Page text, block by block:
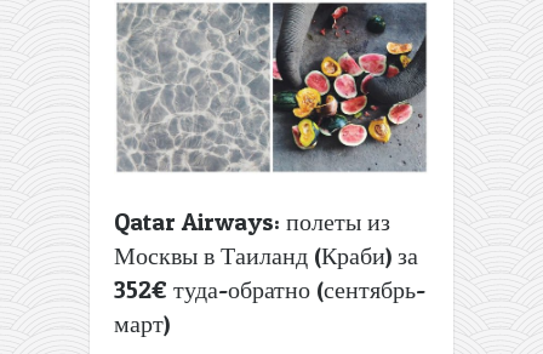
Qatar Airways: полеты из
Москвы в Таиланд (Краби) за
352€ туда-обратно (сентябрь-
март)